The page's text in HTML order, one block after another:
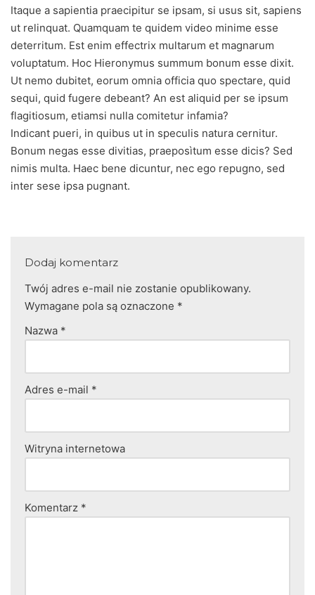
Itaque a sapientia praecipitur se ipsam, si usus sit, sapiens
ut relinquat. Quamquam te quidem video minime esse
deterritum. Est enim effectrix multarum et magnarum
voluptatum. Hoc Hieronymus summum bonum esse dixit.
Ut nemo dubitet, eorum omnia officia quo spectare, quid
sequi, quid fugere debeant? An est aliquid per se ipsum
flagitiosum, etiamsi nulla comitetur infamia?
Indicant pueri, in quibus ut in speculis natura cernitur.
Bonum negas esse divitias, praeposìtum esse dicis? Sed
nimis multa. Haec bene dicuntur, nec ego repugno, sed
inter sese ipsa pugnant.
Dodaj komentarz
Twój adres e-mail nie zostanie opublikowany.
Wymagane pola są oznaczone *
Nazwa *
Adres e-mail *
Witryna internetowa
Komentarz *